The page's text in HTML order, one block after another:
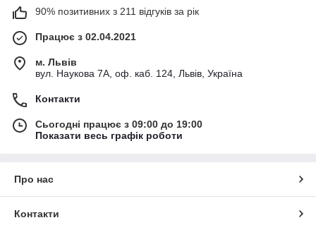
90% позитивних з 211 відгуків за рік
Працює з 02.04.2021
м. Львів
вул. Наукова 7А, оф. каб. 124, Львів, Україна
Контакти
Сьогодні працює з 09:00 до 19:00
Показати весь графік роботи
Про нас
Контакти